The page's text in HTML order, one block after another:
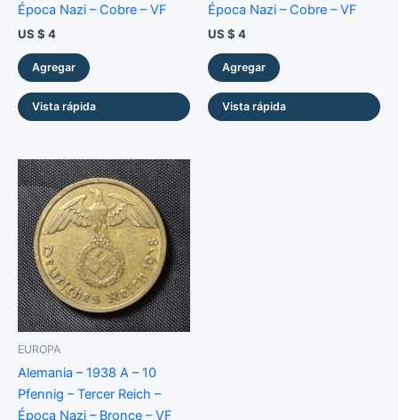
Época Nazi – Cobre – VF
US $ 4
Agregar
Vista rápida
Época Nazi – Cobre – VF
US $ 4
Agregar
Vista rápida
EUROPA
Alemania – 1938 A – 10
Pfennig – Tercer Reich –
Época Nazi – Bronce – VF